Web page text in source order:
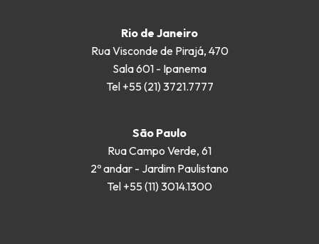
Rio de Janeiro
Rua Visconde de Pirajá, 470
Sala 601 - Ipanema
Tel +55 (21) 3721.7777
São Paulo
Rua Campo Verde, 61
2º andar - Jardim Paulistano
Tel +55 (11) 3014.1300